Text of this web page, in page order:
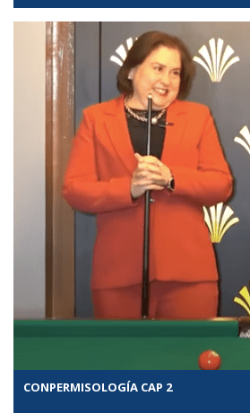
CONPERMISOLOGÍA CAP 2